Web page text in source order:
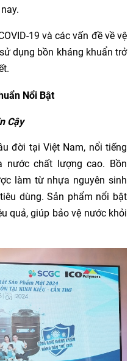
19 và các vấn đề về vệ
dụng bồn kháng khuẩn trở
Nổi Bật
Cậy
đời tại Việt Nam, nổi tiếng
nước chất lượng cao. Bồn
làm từ nhựa nguyên sinh
dùng. Sản phẩm nổi bật
quả, giúp bảo vệ nước khỏi